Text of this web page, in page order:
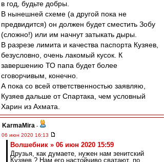
в год, будьте добры.
В нынешней схеме (а другой пока не
предвидится) он должен будет сместить Зобу
(сложно!) или им начнут затыкать дыры.
В разрезе лимита и качества паспорта Кузяев,
безусловно, очень лакомый кусок. К
завершению ТО папа будет более
сговорчивым, конечно.
А пока со всей ответственностью заявляю,
Кузяев дальше от Спартака, чем условный
Харин из Ахмата.
KarmaMira -
06 июн 2020 16:13
Волшебник » 06 июн 2020 15:59
Друзья, как думаете, нужен нам зенитский
Кузяев ? Нам его настойчиво сватают, по